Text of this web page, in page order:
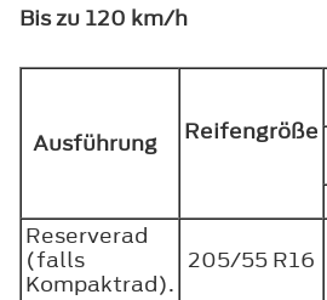
Bis zu 120 km/h
Ausführung Reifengröße
Reserverad
(falls
Kompaktrad).
205/55 R16